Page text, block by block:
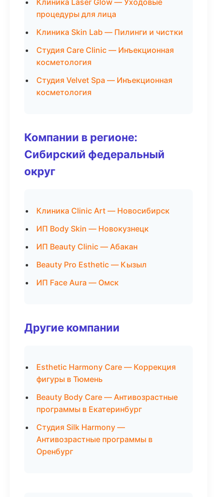
Клиника Laser Glow — Уходовые
процедуры для лица
Клиника Skin Lab — Пилинги и чистки
Студия Care Clinic — Инъекционная
косметология
Студия Velvet Spa — Инъекционная
косметология
Компании в регионе:
Сибирский федеральный
округ
Клиника Clinic Art — Новосибирск
ИП Body Skin — Новокузнецк
ИП Beauty Clinic — Абакан
Beauty Pro Esthetic — Кызыл
ИП Face Aura — Омск
Другие компании
Esthetic Harmony Care — Коррекция
фигуры в Тюмень
Beauty Body Care — Антивозрастные
программы в Екатеринбург
Студия Silk Harmony —
Антивозрастные программы в
Оренбург